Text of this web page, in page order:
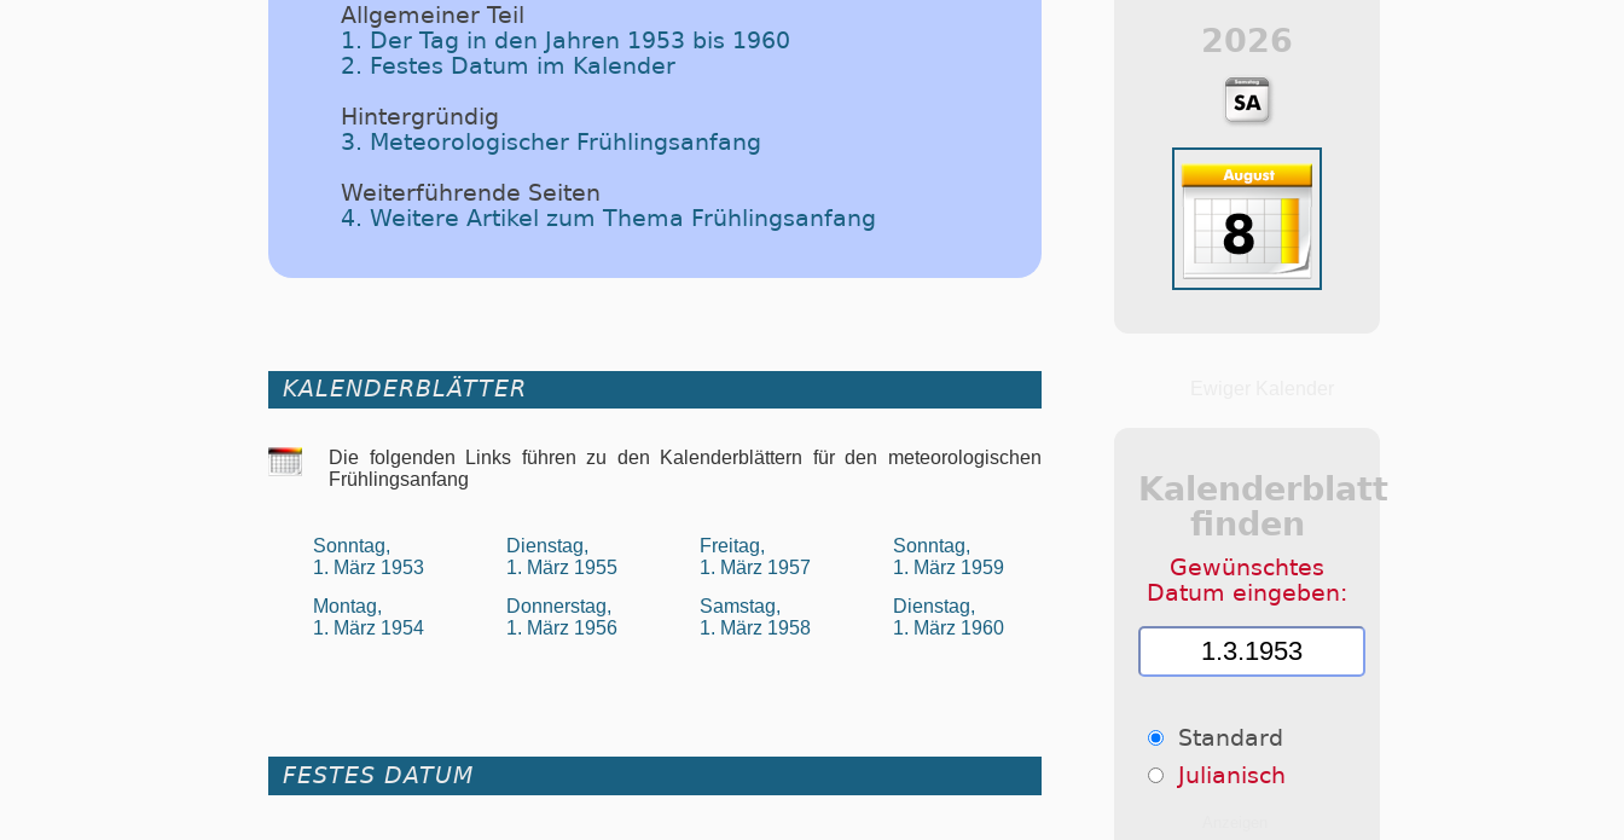
Allgemeiner Teil
1. Der Tag in den Jahren 1953 bis 1960
2. Festes Datum im Kalender
Hintergründig
3. Meteorologischer Frühlingsanfang
Weiterführende Seiten
4. Weitere Artikel zum Thema Frühlingsanfang
KALENDERBLÄTTER
Die folgenden Links führen zu den Kalenderblättern für den meteorologischen
Frühlingsanfang
Sonntag,
1. März 1953
Montag,
1. März 1954
Dienstag,
1. März 1955
Donnerstag,
1. März 1956
Freitag,
1. März 1957
Samstag,
1. März 1958
Sonntag,
1. März 1959
Dienstag,
1. März 1960
FESTES DATUM
2026
Kalenderblatt
finden
Gewünschtes
Datum eingeben:
Standard
Julianisch